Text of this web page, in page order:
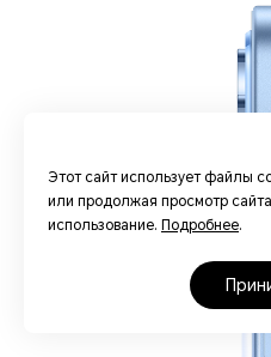
Этот сайт использует
или продолжая просмотр
использование. Подробнее.